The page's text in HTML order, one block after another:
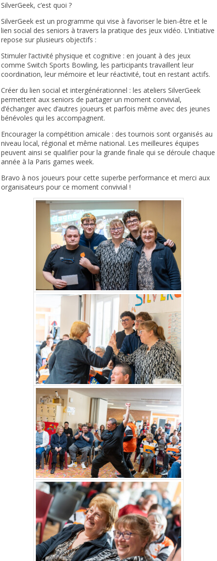
SilverGeek, c’est quoi ?
SilverGeek est un programme qui vise à favoriser le bien-être et le
lien social des seniors à travers la pratique des jeux vidéo. L’initiative
repose sur plusieurs objectifs :
Stimuler l’activité physique et cognitive : en jouant à des jeux
comme Switch Sports Bowling, les participants travaillent leur
coordination, leur mémoire et leur réactivité, tout en restant actifs.
Créer du lien social et intergénérationnel : les ateliers SilverGeek
permettent aux seniors de partager un moment convivial,
d’échanger avec d’autres joueurs et parfois même avec des jeunes
bénévoles qui les accompagnent.
Encourager la compétition amicale : des tournois sont organisés au
niveau local, régional et même national. Les meilleures équipes
peuvent ainsi se qualifier pour la grande finale qui se déroule chaque
année à la Paris games week.
Bravo à nos joueurs pour cette superbe performance et merci aux
organisateurs pour ce moment convivial !